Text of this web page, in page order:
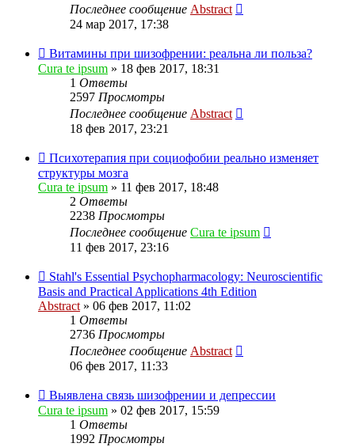
Последнее сообщение Abstract
24 мар 2017, 17:38
Витамины при шизофрении: реальна ли польза?
Cura te ipsum » 18 фев 2017, 18:31
1 Ответы
2597 Просмотры
Последнее сообщение Abstract
18 фев 2017, 23:21
Психотерапия при социофобии реально изменяет
структуры мозга
Cura te ipsum » 11 фев 2017, 18:48
2 Ответы
2238 Просмотры
Последнее сообщение Cura te ipsum
11 фев 2017, 23:16
Stahl's Essential Psychopharmacology: Neuroscientific
Basis and Practical Applications 4th Edition
Abstract » 06 фев 2017, 11:02
1 Ответы
2736 Просмотры
Последнее сообщение Abstract
06 фев 2017, 11:33
Выявлена связь шизофрении и депрессии
Cura te ipsum » 02 фев 2017, 15:59
1 Ответы
1992 Просмотры